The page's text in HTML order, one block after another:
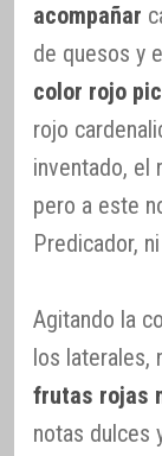
acompañar
de quesos y
color rojo
rojo
inventado, el
pero a este
Predicador,
Agitando la
los laterales,
frutas rojas
notas dulces